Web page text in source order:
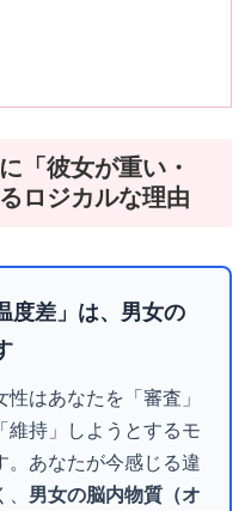
「彼女が重い・
ロジカルな理由
度差」は、男女の
はあなたを「審査」
持」しようとするモ
。あなたが今感じる違
男女の脳内物質（オ